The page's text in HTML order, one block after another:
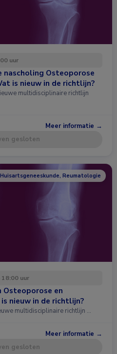
uur
Osteoporose
is nieuw in de richtlijn?
multidisciplinaire richtlijn
Meer informatie →
gesloten
Reumatologie
uur
Osteoporose en
nieuw in de richtlijn?
multidisciplinaire richtlijn …
Meer informatie →
gesloten